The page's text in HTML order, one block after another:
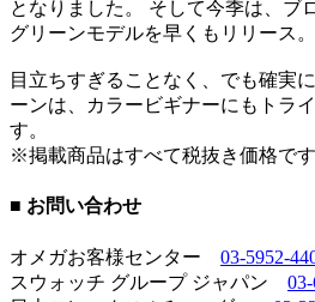
となりました。 そして今季は、ブ
グリーンモデルを早くもリリース。
目立ちすぎることなく、でも確実
ーンは、カラービギナーにもトラ
す。
※掲載商品はすべて税抜き価格です
■ お問い合わせ
オメガお客様センター 03-5952-
スウォッチ グループ ジャパン